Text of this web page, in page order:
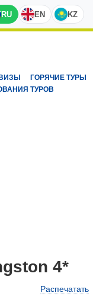
RU EN KZ
ВИЗЫ
ГОРЯЧИЕ ТУРЫ
ТУРОВ
4*
Распечатать